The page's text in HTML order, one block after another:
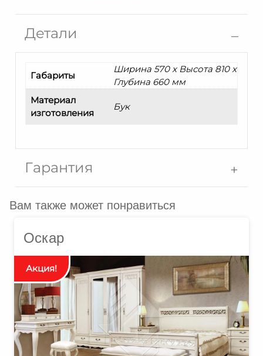
ММ-447-
00
Детали
Габариты
Ширина 570 x Высота 810 x
Глубина 660 мм
Материал
изготовления
Бук
Гарантия
Вам также может понравиться
Оскар